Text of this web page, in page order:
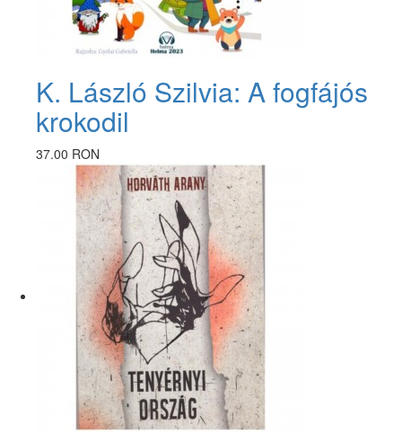
K. László Szilvia: A fogfájós
krokodil
37.00 RON